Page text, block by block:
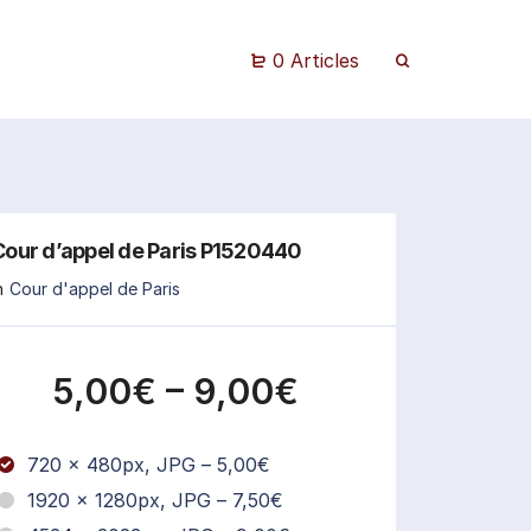
0 Articles
d’appel de Paris P1520440
Cour d'appel de Paris
5,00€ – 9,00€
720 x 480px, JPG – 5,00€
1920 x 1280px, JPG – 7,50€